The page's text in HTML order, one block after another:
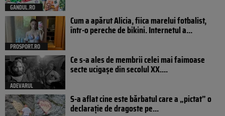
GANDUL.RO
PROSPORT.RO
Cum a apărut Alicia, fiica marelui fotbalist,
într-o pereche de bikini. Internetul a...
ADEVARUL
Ce s-a ales de membrii celei mai faimoase
secte ucigașe din secolul XX....
S-a aflat cine este bărbatul care a „pictat” o
declarație de dragoste pe...